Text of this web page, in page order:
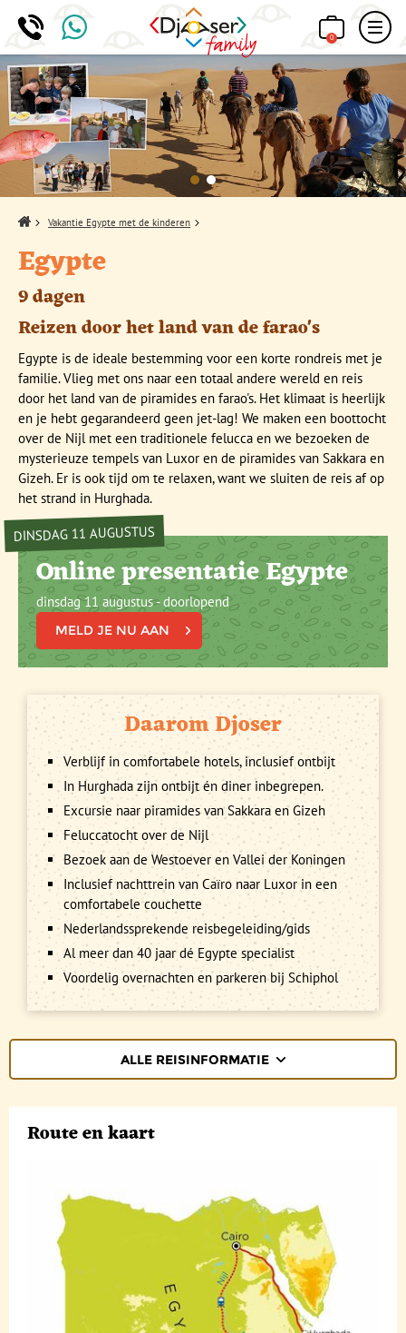
0
Home Vakantie Egypte met de kinderen
Egypte
9 dagen
Reizen door het land van de farao's
Egypte is de ideale bestemming voor een korte rondreis met je
familie. Vlieg met ons naar een totaal andere wereld en reis
door het land van de piramides en farao's. Het klimaat is heerlijk
en je hebt gegarandeerd geen jet-lag! We maken een boottocht
over de Nijl met een traditionele felucca en we bezoeken de
mysterieuze tempels van Luxor en de piramides van Sakkara en
Gizeh. Er is ook tijd om te relaxen, want we sluiten de reis af op
het strand in Hurghada.
DINSDAG 11 AUGUSTUS
Online presentatie Egypte
dinsdag 11 augustus - doorlopend
MELD JE NU AAN
Daarom Djoser
Verblijf in comfortabele hotels, inclusief ontbijt
In Hurghada zijn ontbijt én diner inbegrepen.
Excursie naar piramides van Sakkara en Gizeh
Feluccatocht over de Nijl
Bezoek aan de Westoever en Vallei der Koningen
Inclusief nachttrein van Caïro naar Luxor in een
comfortabele couchette
Nederlandssprekende reisbegeleiding/gids
Al meer dan 40 jaar dé Egypte specialist
Voordelig overnachten en parkeren bij Schiphol
ALLE REISINFORMATIE
VERTREKDATA/PRIJS
PRAKTISCHE INFORMATIE
Accommodatie
Vliegreis
Vervoer
FOTO'S EN VIDEO
REIS BOEKEN
Route en kaart